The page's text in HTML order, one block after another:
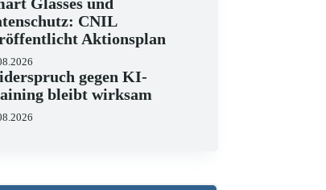
CNIL
Aktionsplan
gegen KI-
bleibt wirksam